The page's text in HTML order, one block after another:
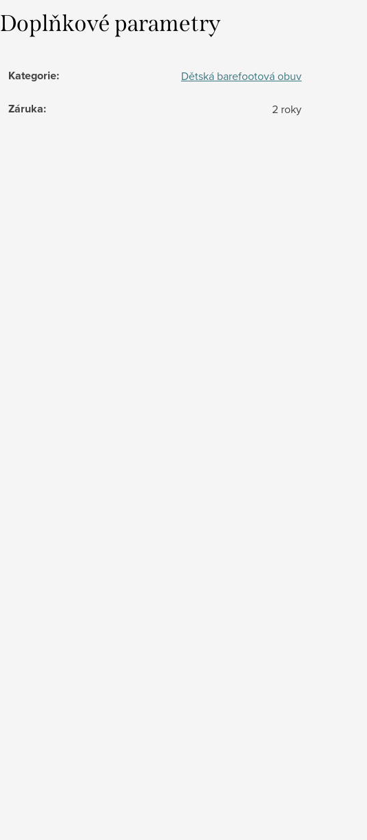
Doplňkové parametry
Kategorie: Dětská barefootová obuv
Záruka: 2 roky